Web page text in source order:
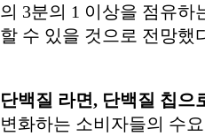
의 3분의 1 이상을 점유하
할 수 있을 것으로 전망했
단백질 라면, 단백질 칩으
변화하는 소비자들의 수